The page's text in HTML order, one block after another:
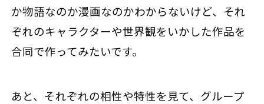
か物語なのか漫画なのかわからないけど、それ
ぞれのキャラクターや世界観をいかした作品を
合同で作ってみたいです。
あと、それぞれの相性や特性を見て、グループ